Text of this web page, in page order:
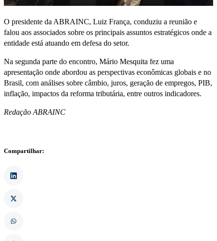
O presidente da ABRAINC, Luiz França, conduziu a reunião e
falou aos associados sobre os principais assuntos estratégicos onde a
entidade está atuando em defesa do setor.
Na segunda parte do encontro, Mário Mesquita fez uma
apresentação onde abordou as perspectivas econômicas globais e no
Brasil, com análises sobre câmbio, juros, geração de empregos, PIB,
inflação, impactos da reforma tributária, entre outros indicadores.
Redação ABRAINC
Compartilhar: